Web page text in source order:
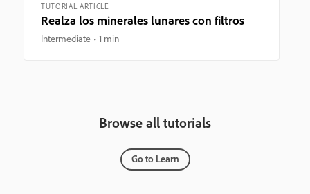
TUTORIAL ARTICLE
Realza los minerales lunares con filtros
Intermediate 1 min
Browse all tutorials
Go to Learn